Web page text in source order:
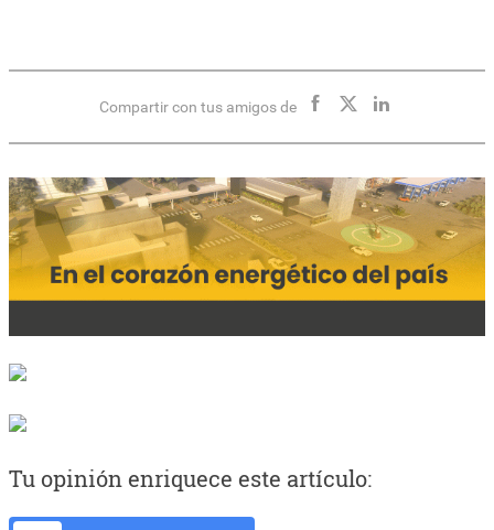
Compartir con tus amigos de
Tu opinión enriquece este artículo: